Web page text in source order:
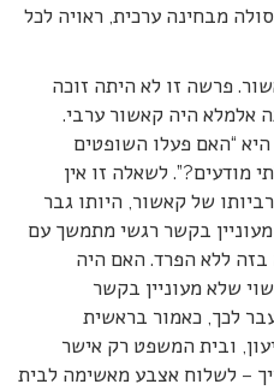
מבחינה ערכית, ראויה לכל
פרשה זו לא היתה זוכה
אלמלא היה קאשור ערבי.
“האם פעלו השופטים
מודעים?”. לשאלה זו אין
של קאשור, היותו גבר
בקשר רגשי מתמשך עם
ללא הפרד. האם היה
שלא מעוניין בקשר
לכך, כאמור בראשית
ובית המשפט רק אישר
– לשלוח אצבע מאשימה לבית